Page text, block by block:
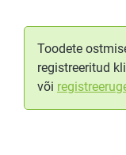
Toodete
registreeritud
või